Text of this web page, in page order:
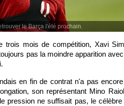
le Barça l'été prochain.
trois mois de compétition, Xavi
pas la moindre apparition
en fin de contrat n'a pas
son représentant Mino
pression ne suffisait pas, le